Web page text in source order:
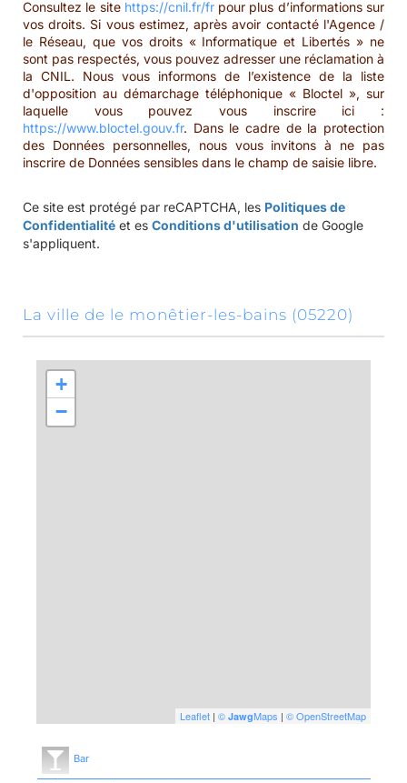
Consultez le site https://cnil.fr/frpour plus d’informations sur
vos droits. Si vous estimez, après avoir contacté l'Agence /
le Réseau, que vos droits « Informatique et Libertés » ne
sont pas respectés, vous pouvez adresser une réclamation à
la CNIL. Nous vous informons de l’existence de la liste
d'opposition au démarchage téléphonique « Bloctel », sur
laquelle vous pouvez vous inscrire ici :
https://www.bloctel.gouv.fr. Dans le cadre de la protection
des Données personnelles, nous vous invitons à ne pas
inscrire de Données sensibles dans le champ de saisie libre.
Ce site est protégé par reCAPTCHA, les Politiques de
Confidentialité et es Conditions d'utilisation de Google
s'appliquent.
la ville de le monêtier-les-bains (05220)
+
−
Leaflet | © JawgMaps | © OpenStreetMap
Bar